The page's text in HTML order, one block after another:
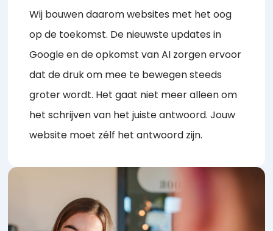
Wij bouwen daarom websites met het oog
op de toekomst. De nieuwste updates in
Google en de opkomst van AI zorgen ervoor
dat de druk om mee te bewegen steeds
groter wordt. Het gaat niet meer alleen om
het schrijven van het juiste antwoord. Jouw
website moet zélf het antwoord zijn.